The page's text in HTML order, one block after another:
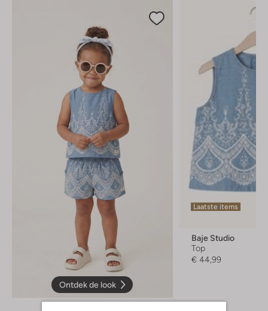
Ontdek de look
Laatste items
Baje Studio
Top
€ 44,99